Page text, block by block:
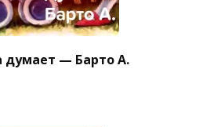
думает — Барто А.